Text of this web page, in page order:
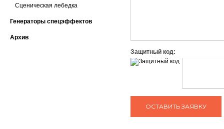
Сценическая лебедка
Генераторы спецэффектов
Архив
Защитный код: